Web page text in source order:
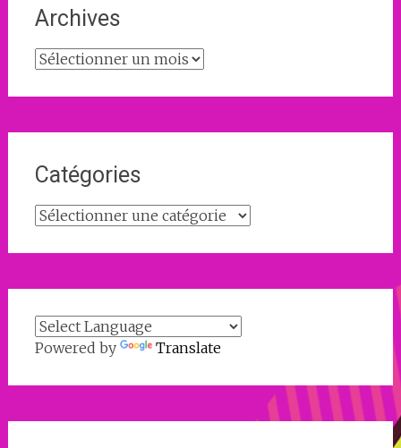
Archives
Archives
Catégories
Catégories
Powered by Translate